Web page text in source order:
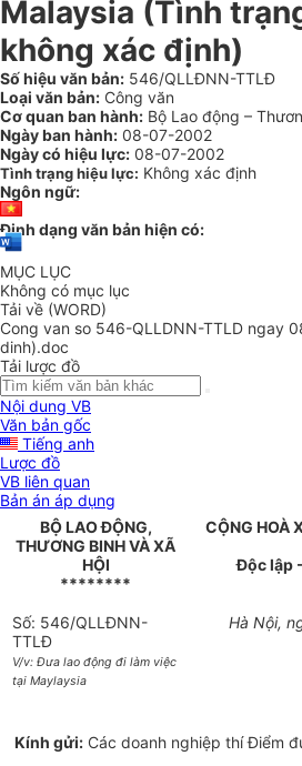
Malaysia (Tình
không xác định)
Số hiệu văn bản: 546/QLLĐNN-TTLĐ
Loại văn bản: Công văn
Cơ quan ban hành: Bộ Lao động –
Ngày ban hành: 08-07-2002
Ngày có hiệu lực: 08-07-2002
Tình trạng hiệu lực: Không xác định
Ngôn ngữ:
Định dạng văn bản hiện có:
MỤC LỤC
Không có mục lục
Tải về (WORD)
Cong van so 546-QLLDNN-TTLD ngay
dinh).doc
Tải lược đồ
Nội dung VB
Văn bản gốc
Tiếng anh
Lược đồ
VB liên quan
Bản án áp dụng
BỘ LAO ĐỘNG,
THƯƠNG BINH VÀ XÃ
HỘI
********
CỘNG HOÀ
Độc lập
Số: 546/QLLĐNN-
TTLĐ
V/v: Đưa lao động đi làm việc
tại Maylaysia
Hà Nội,
Kính gửi:Các doanh nghiệp thí Điểm